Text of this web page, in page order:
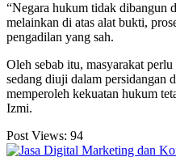
“Negara hukum tidak dibangun
melainkan di atas alat bukti,
pengadilan yang sah.
Oleh sebab itu, masyarakat
sedang diuji dalam persidangan
memperoleh kekuatan hukum
Izmi.
Post Views: 94